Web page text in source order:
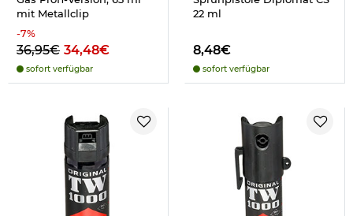
mit Metallclip
-7%
36,95€ 34,48€
sofort verfügbar
22 ml
8,48€
sofort verfügbar